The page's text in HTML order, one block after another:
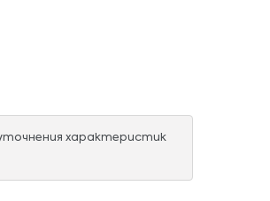
характеристик